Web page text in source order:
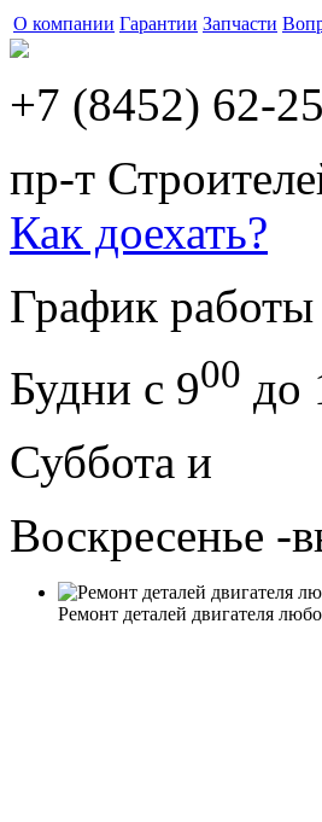
О компании Гарантии Запчасти
+7 (8452) 62-
пр-т
Как доехать?
График работы
Будни с 900 до
Суббота и
Воскресенье -
Ремонт деталей двигателя